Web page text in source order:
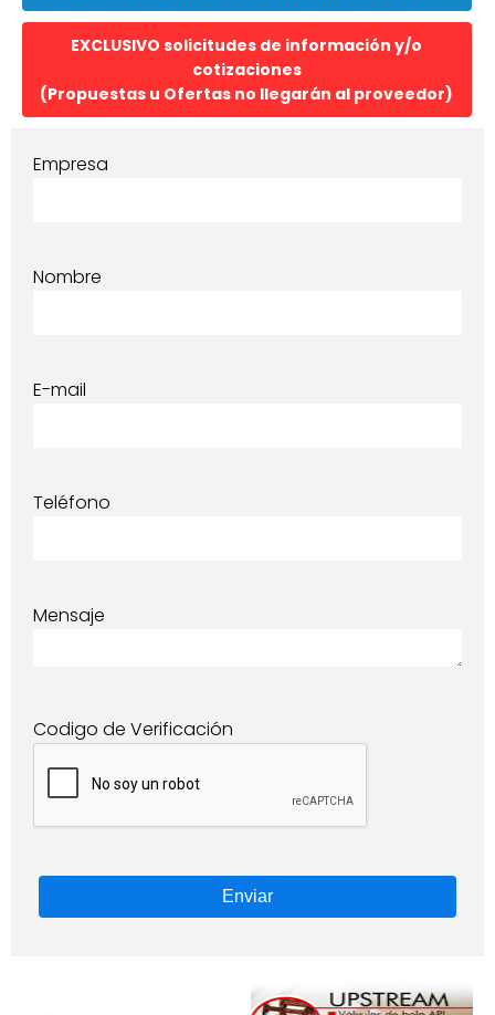
EXCLUSIVO solicitudes de información y/o
cotizaciones
(Propuestas u Ofertas no llegarán al proveedor)
Empresa
Nombre
E-mail
Teléfono
Mensaje
Codigo de Verificación
Enviar